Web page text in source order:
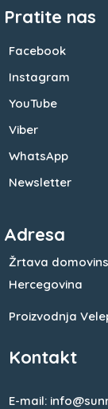
Pratite nas
Facebook
Instagram
YouTube
Viber
WhatsApp
Newsletter
Adresa
Žrtava
Hercegovina
Proizvodnja
Kontakt
E-mail: